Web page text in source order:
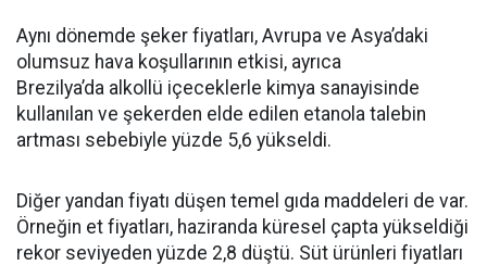
Aynı dönemde şeker fiyatları, Avrupa ve Asya’daki
olumsuz hava koşullarının etkisi, ayrıca
Brezilya’da alkollü içeceklerle kimya sanayisinde
kullanılan ve şekerden elde edilen etanola talebin
artması sebebiyle yüzde 5,6 yükseldi.
Diğer yandan fiyatı düşen temel gıda maddeleri de var.
Örneğin et fiyatları, haziranda küresel çapta yükseldiği
rekor seviyeden yüzde 2,8 düştü. Süt ürünleri fiyatları